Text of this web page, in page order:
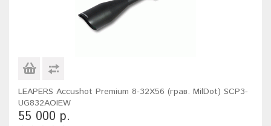
LEAPERS Accushot Premium 8-32X56 (грав. MilDot) SCP3-
UG832AOIEW
55 000 р.